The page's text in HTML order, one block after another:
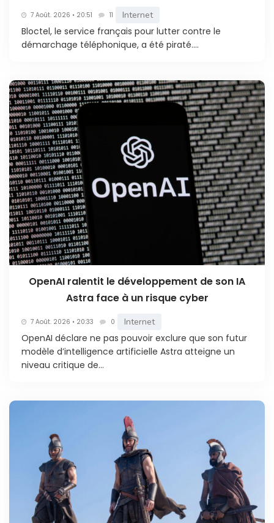
7 Août. 2026 • 20:51 11 Internet
Bloctel, le service français pour lutter contre le
démarchage téléphonique, a été piraté....
OpenAI ralentit le développement de son IA
Astra face à un risque cyber
7 Août. 2026 • 20:33 0 Internet
OpenAI déclare ne pas pouvoir exclure que son futur
modèle d’intelligence artificielle Astra atteigne un
niveau critique de...